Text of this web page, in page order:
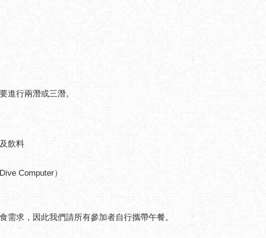
進行兩潛或三潛。
飲料
Computer）
求，因此我們請所有參加者自行攜帶午餐。